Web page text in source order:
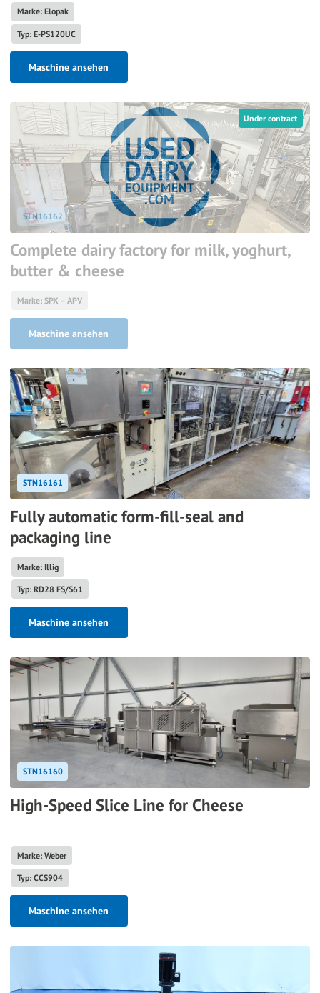
Marke: Elopak
Typ: E-PS120UC
Maschine ansehen
Under contract
STN16162
Complete dairy factory for milk, yoghurt,
butter & cheese
Marke: SPX – APV
Maschine ansehen
STN16161
Fully automatic form-fill-seal and
packaging line
Marke: Illig
Typ: RD28 FS/S61
Maschine ansehen
STN16160
High-Speed Slice Line for Cheese
Marke: Weber
Typ: CCS904
Maschine ansehen